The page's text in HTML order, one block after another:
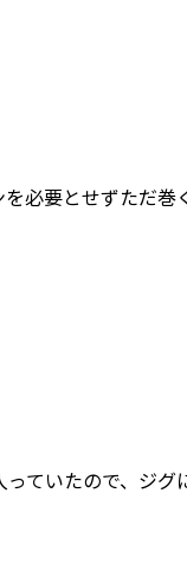
必要とせずただ
ていたので、ジ